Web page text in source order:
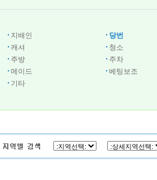
지배인 당번
캐셔
청소
주방
주차
메이드
베팅보조
기타